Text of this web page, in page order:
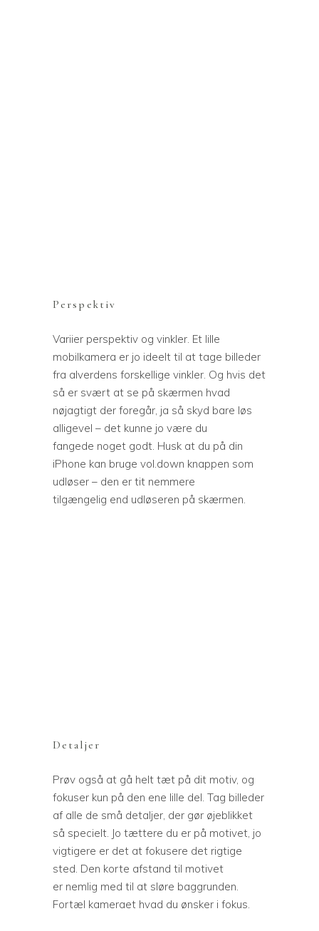
Perspektiv
Variier perspektiv og vinkler. Et lille
mobilkamera er jo ideelt til at tage billeder
fra alverdens forskellige vinkler. Og hvis det
så er svært at se på skærmen hvad
nøjagtigt der foregår, ja så skyd bare løs
alligevel – det kunne jo være du
fangede noget godt. Husk at du på din
iPhone kan bruge vol.down knappen som
udløser – den er tit nemmere
tilgængelig end udløseren på skærmen.
Detaljer
Prøv også at gå helt tæt på dit motiv, og
fokuser kun på den ene lille del. Tag billeder
af alle de små detaljer, der gør øjeblikket
så specielt. Jo tættere du er på motivet, jo
vigtigere er det at fokusere det rigtige
sted. Den korte afstand til motivet
er nemlig med til at sløre baggrunden.
Fortæl kameraet hvad du ønsker i fokus.